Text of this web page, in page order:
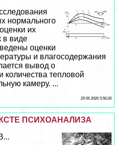
нормального
их
в виде
оценки
и влагосодержания
вывод о
количества тепловой
камеру. ...
29 06 2026 5:56:26
ПСИХОАНАЛИЗА